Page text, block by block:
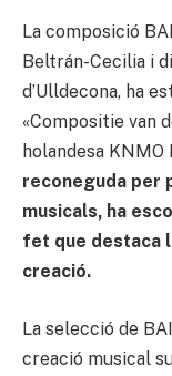
La composició
Beltrán-Cecilia i
d’Ulldecona, ha
«Compositie van
holandesa KNMO
reconeguda per
musicals, ha
fet que destaca
creació.
La selecció de
creació musical